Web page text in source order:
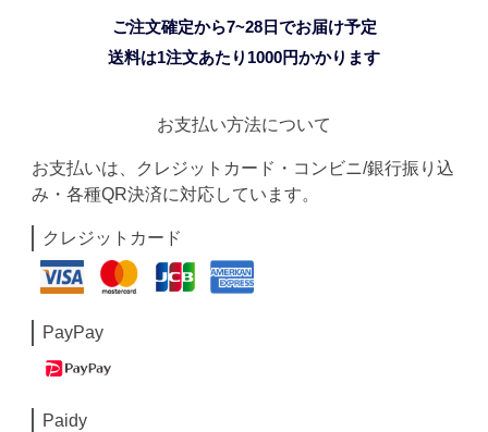
ご注文確定から7~28日でお届け予定
送料は1注文あたり 1000円かかります
お支払い方法について
お支払いは、クレジットカード・コンビニ/銀行振り込
み・各種QR決済に対応しています。
クレジットカード
PayPay
Paidy